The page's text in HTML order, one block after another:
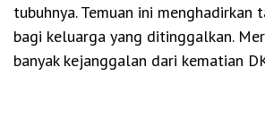
tubuhnya. Temuan ini menghadirkan
bagi keluarga yang ditinggalkan.
banyak kejanggalan dari kematian